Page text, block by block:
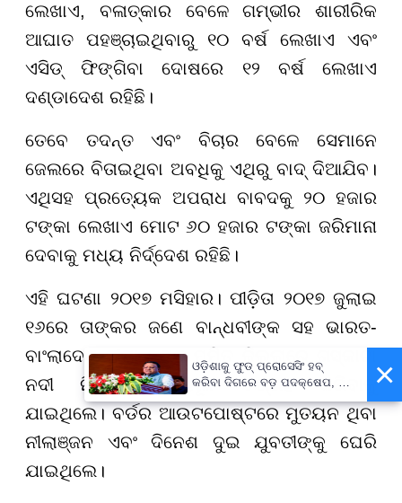
ଲେଖାଏ, ବଳାତ୍କାର ବେଳେ ଗମ୍ଭୀର ଶାରୀରିକ
ଆଘାତ ପହଞ୍ଚାଇଥିବାରୁ ୧୦ ବର୍ଷ ଲେଖାଏ ଏବଂ
ଏସିଡ୍ ଫିଙ୍ଗିବା ଦୋଷରେ ୧୨ ବର୍ଷ ଲେଖାଏ
ଦଣ୍ଡାଦେଶ ରହିଛି।
ତେବେ ତଦନ୍ତ ଏବଂ ବିଚାର ବେଳେ ସେମାନେ
ଜେଲରେ ବିତାଇଥିବା ଅବଧିକୁ ଏଥିରୁ ବାଦ୍ ଦିଆଯିବ।
ଏଥିସହ ପ୍ରତ୍ୟେକ ଅପରାଧ ବାବଦକୁ ୨୦ ହଜାର
ଟଙ୍କା ଲେଖାଏ ମୋଟ ୬୦ ହଜାର ଟଙ୍କା ଜରିମାନା
ଦେବାକୁ ମଧ୍ୟ ନିର୍ଦ୍ଦେଶ ରହିଛି।
ଏହି ଘଟଣା ୨୦୧୭ ମସିହାର। ପୀଡ଼ିତା ୨୦୧୭ ଜୁଲାଇ
୧୬ରେ ତାଙ୍କର ଜଣେ ବାନ୍ଧବୀଙ୍କ ସହ ଭାରତ-
ବାଂଲାଦେଶ ସୀମା ସ୍ଥିତ ମମିତ ଜିଲ୍ଲାରେ ଗସ୍କାଟା
ନଦୀ ନିକଟକୁ ଫଳମୂଳ ସଂଗ୍ରହ କରିବାକୁ
ଯାଇଥିଲେ। ବର୍ଡର ଆଉଟପୋଷ୍ଟରେ ମୁତୟନ ଥିବା
ନୀଲାଞ୍ଜନ ଏବଂ ଦିନେଶ ଦୁଇ ଯୁବତୀଙ୍କୁ ଘେରି
ଯାଇଥିଲେ।
×
ଓଡ଼ିଶାକୁ ଫୁଡ୍ ପ୍ରୋସେସିଂ ହବ୍
କରିବା ଦିଗରେ ବଡ଼ ପଦକ୍ଷେପ, ୪୨